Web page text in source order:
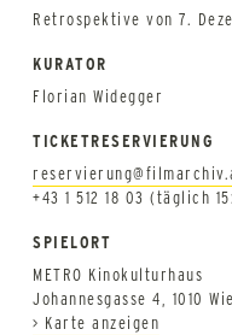
Retrospektive von 7.
KURATOR
Florian Widegger
TICKETRESERVIERUNG
+43 1 512 18 03 (täglich
SPIELORT
METRO Kinokulturhaus
Johannesgasse 4, 1010
> Karte anzeigen